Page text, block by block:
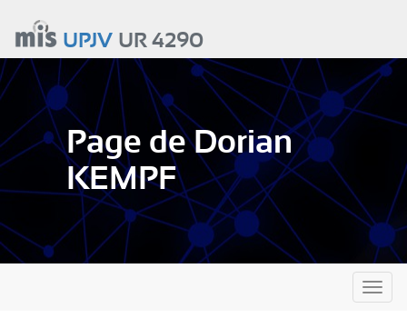
contenu
principal
UPJVUR 4290
Page de Dorian
KEMPF